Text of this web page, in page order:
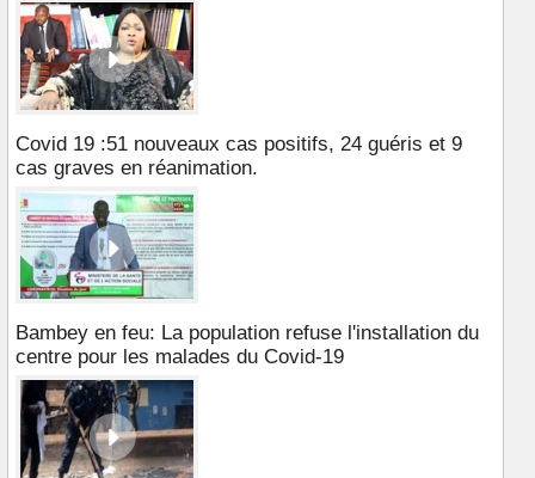
Covid 19 :51 nouveaux cas positifs, 24 guéris et 9
cas graves en réanimation.
Bambey en feu: La population refuse l'installation du
centre pour les malades du Covid-19